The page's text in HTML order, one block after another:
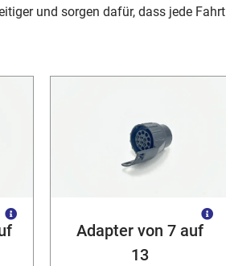
und sorgen dafür, dass jede Fahrt
Adapter von 7 auf
13